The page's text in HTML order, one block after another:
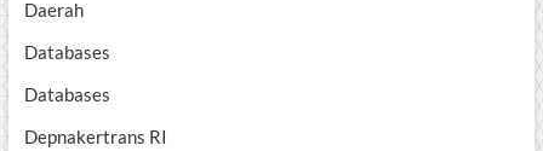
Daerah
Databases
Databases
Depnakertrans RI